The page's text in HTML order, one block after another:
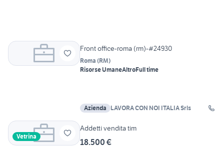
Front office-roma (rm)-#24930
Roma (RM)
Risorse UmaneAltroFull time
Azienda LAVORA CON NOI ITALIA Srls
Vetrina
Addetti vendita tim
18.500 €